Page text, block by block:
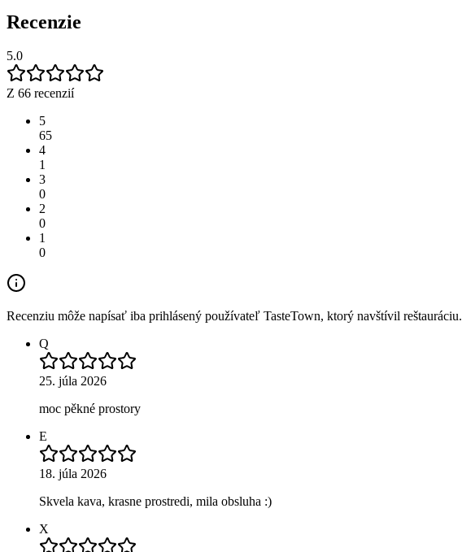
Recenzie
5.0
Z 66 recenzií
5
65
4
1
3
0
2
0
1
0
Recenziu môže napísať iba prihlásený používateľ TasteTown, ktorý navštívil reštauráciu.
Q
25. júla 2026
moc pěkné prostory
E
18. júla 2026
Skvela kava, krasne prostredi, mila obsluha :)
X